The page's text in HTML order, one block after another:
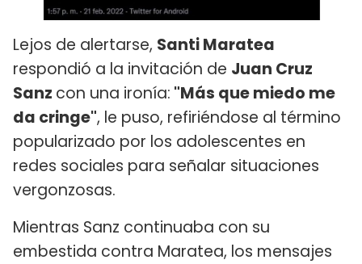
Lejos de alertarse, Santi Maratea
respondió a la invitación de Juan Cruz
Sanz con una ironía: "Más que miedo me
da cringe", le puso, refiriéndose al término
popularizado por los adolescentes en
redes sociales para señalar situaciones
vergonzosas.
Mientras Sanz continuaba con su
embestida contra Maratea, los mensajes